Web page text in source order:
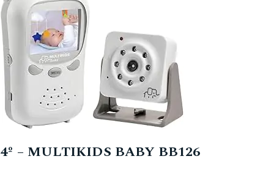
4º – MULTIKIDS BABY BB126